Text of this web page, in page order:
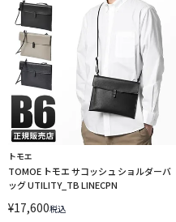
トモエ
TOMOE トモエ サコッシュ ショルダーバ
ッグ UTILITY_TB LINECPN
¥17,600税込